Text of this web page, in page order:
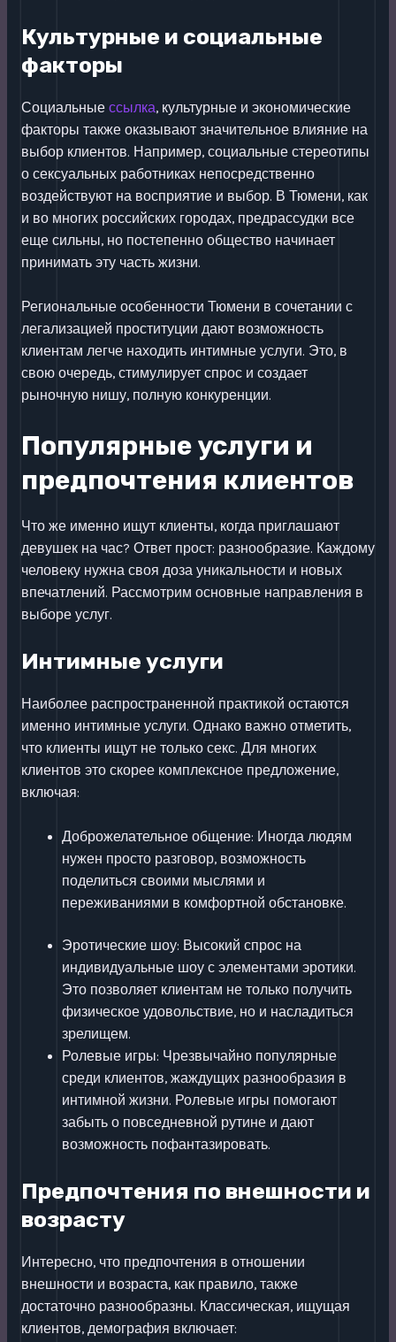
Культурные и социальные
факторы
Социальные ссылка, культурные и экономические
факторы также оказывают значительное влияние на
выбор клиентов. Например, социальные стереотипы
о сексуальных работниках непосредственно
воздействуют на восприятие и выбор. В Тюмени, как
и во многих российских городах, предрассудки все
еще сильны, но постепенно общество начинает
принимать эту часть жизни.
Региональные особенности Тюмени в сочетании с
легализацией проституции дают возможность
клиентам легче находить интимные услуги. Это, в
свою очередь, стимулирует спрос и создает
рыночную нишу, полную конкуренции.
Популярные услуги и
предпочтения клиентов
Что же именно ищут клиенты, когда приглашают
девушек на час? Ответ прост: разнообразие. Каждому
человеку нужна своя доза уникальности и новых
впечатлений. Рассмотрим основные направления в
выборе услуг.
Интимные услуги
Наиболее распространенной практикой остаются
именно интимные услуги. Однако важно отметить,
что клиенты ищут не только секс. Для многих
клиентов это скорее комплексное предложение,
включая:
Доброжелательное общение: Иногда людям
нужен просто разговор, возможность
поделиться своими мыслями и
переживаниями в комфортной обстановке.
Эротические шоу: Высокий спрос на
индивидуальные шоу с элементами эротики.
Это позволяет клиентам не только получить
физическое удовольствие, но и насладиться
зрелищем.
Ролевые игры: Чрезвычайно популярные
среди клиентов, жаждущих разнообразия в
интимной жизни. Ролевые игры помогают
забыть о повседневной рутине и дают
возможность пофантазировать.
Предпочтения по внешности и
возрасту
Интересно, что предпочтения в отношении
внешности и возраста, как правило, также
достаточно разнообразны. Классическая, ищущая
клиентов, демография включает: